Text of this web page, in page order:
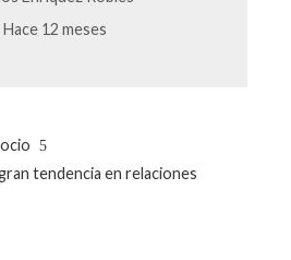
Hace 12 meses
tendencia en relaciones